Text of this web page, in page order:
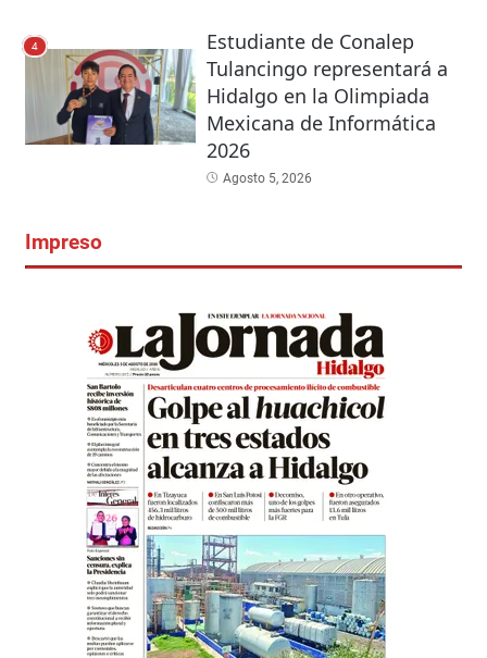
4
Estudiante de Conalep
Tulancingo representará a
Hidalgo en la Olimpiada
Mexicana de Informática
2026
Agosto 5, 2026
Impreso